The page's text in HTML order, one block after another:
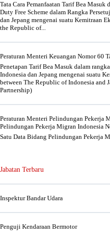
Tata Cara Pemanfaatan Tarif Bea Masuk
Duty Free Scheme dalam Rangka
dan Jepang mengenai suatu Kemitraan
the Republic of...
Peraturan Menteri Keuangan Nomor 60
Penetapan Tarif Bea Masuk dalam
Indonesia dan Jepang mengenai suatu
between The Republic of Indonesia and
Partnership)
Peraturan Menteri Pelindungan Pekerja
Pelindungan Pekerja Migran Indonesia
Satu Data Bidang Pelindungan Pekerja
Jabatan Terbaru
Inspektur Bandar Udara
Penguji Kendaraan Bermotor